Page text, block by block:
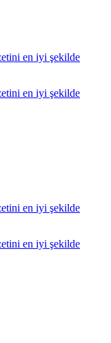
en iyi şekilde
en iyi şekilde
en iyi şekilde
en iyi şekilde